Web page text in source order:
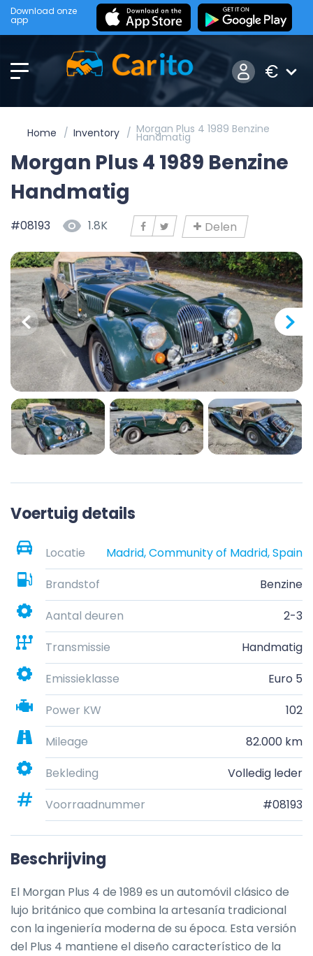
Download onze
app
€
Home Inventory Morgan Plus 4 1989 Benzine
Handmatig
Morgan Plus 4 1989 Benzine
Handmatig
#08193 1.8K Delen
Voertuig details
Locatie
Madrid, Community of Madrid, Spain
Brandstof
Benzine
Aantal deuren
2-3
Transmissie
Handmatig
Emissieklasse
Euro 5
Power KW
102
Mileage
82.000 km
Bekleding
Volledig leder
Voorraadnummer
#08193
Beschrijving
El Morgan Plus 4 de 1989 es un automóvil clásico de
lujo británico que combina la artesanía tradicional
con la ingeniería moderna de su época. Esta versión
del Plus 4 mantiene el diseño característico de la